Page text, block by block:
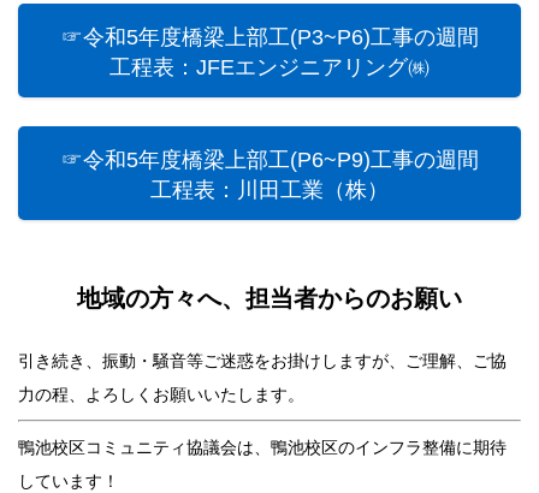
☞令和5年度橋梁上部⼯(P3~P6)⼯事の週間
工程表：JFEエンジニアリング㈱
☞令和5年度橋梁上部⼯(P6~P9)⼯事の週間
工程表：川田工業（株）
地域の方々へ、担当者からのお願い
引き続き、振動・騒音等ご迷惑をお掛けしますが、ご理解、ご協
力の程、よろしくお願いいたします。
鴨池校区コミュニティ協議会は、鴨池校区のインフラ整備に期待
しています！